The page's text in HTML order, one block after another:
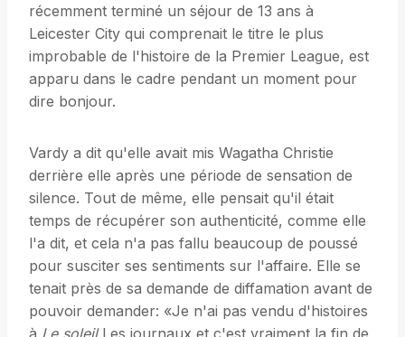
récemment terminé un séjour de 13 ans à
Leicester City qui comprenait le titre le plus
improbable de l'histoire de la Premier League, est
apparu dans le cadre pendant un moment pour
dire bonjour.
Vardy a dit qu'elle avait mis Wagatha Christie
derrière elle après une période de sensation de
silence. Tout de même, elle pensait qu'il était
temps de récupérer son authenticité, comme elle
l'a dit, et cela n'a pas fallu beaucoup de poussé
pour susciter ses sentiments sur l'affaire. Elle se
tenait près de sa demande de diffamation avant de
pouvoir demander: «Je n'ai pas vendu d'histoires